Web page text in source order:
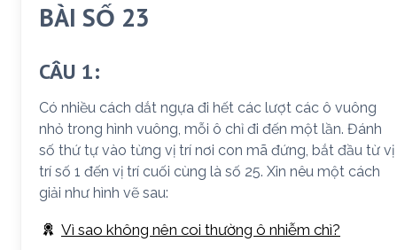
BÀI SỐ 23
CÂU 1:
Có nhiều cách dắt ngựa đi hết các lượt các ô vuông
nhỏ trong hình vuông, mỗi ô chỉ đi đến một lần. Đánh
số thứ tự vào từng vị trí nơi con mã đứng, bắt đầu từ vị
trí số 1 đến vị trí cuối cùng là số 25. Xin nêu một cách
giải như hình vẽ sau:
Vì sao không nên coi thường ô nhiễm chì?